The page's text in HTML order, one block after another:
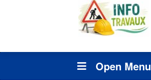
Open Menu